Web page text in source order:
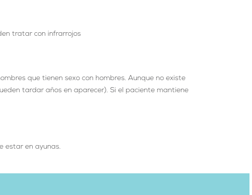
tratar con infrarrojos
que tienen sexo con hombres. Aunque no existe
tardar años en aparecer). Si el paciente mantiene
estar en ayunas.